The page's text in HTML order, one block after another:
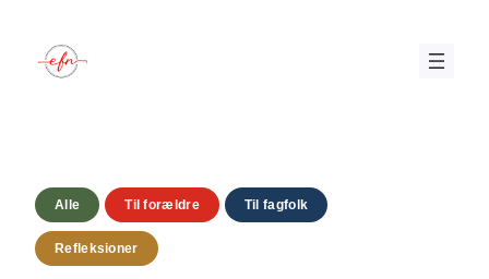
indhold
Alle Til forældre Til fagfolk
Refleksioner